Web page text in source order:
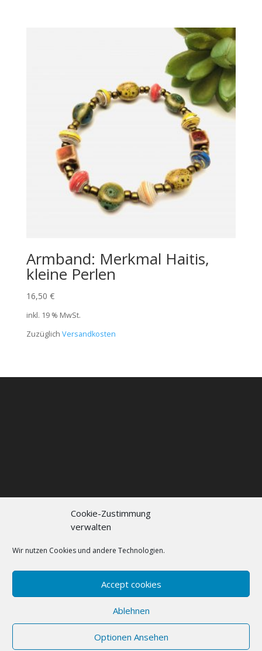
Cookie-Zustimmung
verwalten
Wir nutzen Cookies und andere Technologien.
Accept cookies
Ablehnen
Optionen Ansehen
Armband: Merkmal Haitis,
kleine Perlen
16,50 €
inkl. 19 % MwSt.
Zuzüglich Versandkosten
Kontakt
Datenschutzerklärung
Cookie policy (EU)
Elegant Themes
WordPress